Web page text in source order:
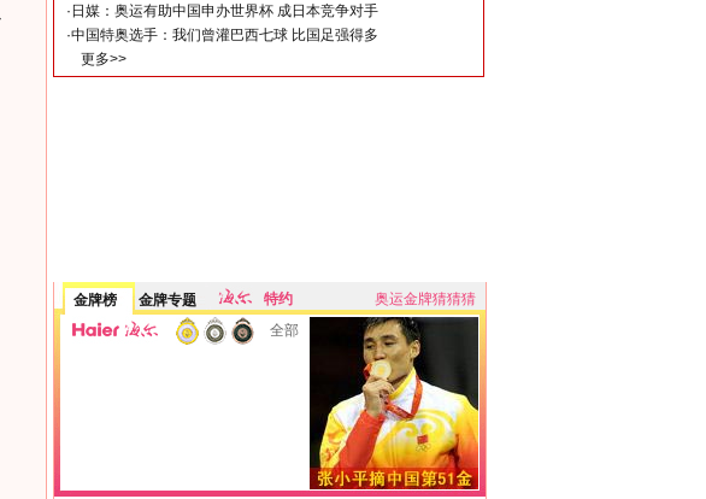
· 日媒：奥运有助中国申办世界杯 成日本竞争对手
·中国特奥选手：我们曾灌巴西七球 比国足强得多
更多>>
金牌榜 金牌专题 特约
奥运金牌猜猜猜
全部